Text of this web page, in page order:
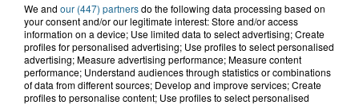
8h21
Même durant les vacances,
Mouv’enfants Dunkerque se mobilise
We and our (447) partnersdo the following data processing based on
your consent and/or our legitimate interest: Store and/or access
information on a device; Use limited data to select advertising; Create
profiles for personalised advertising; Use profiles to select personalised
advertising; Measure advertising performance; Measure content
performance; Understand audiences through statistics or combinations
of data from different sources; Develop and improve services; Create
profiles to personalise content; Use profiles to select personalised